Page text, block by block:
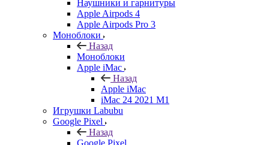
Наушники и гарнитуры
Apple Airpods 4
Apple Airpods Pro 3
Моноблоки
Назад
Моноблоки
Apple iMac
Назад
Apple iMac
iMac 24 2021 M1
Игрушки Labubu
Google Pixel
Назад
Google Pixel